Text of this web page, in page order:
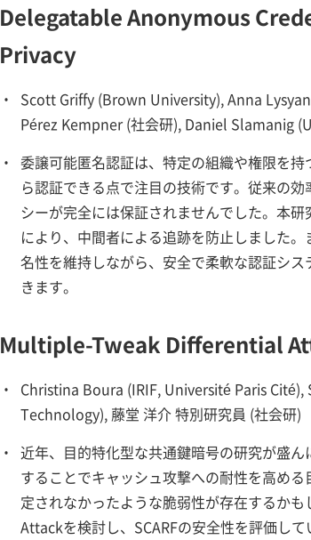
Delegatable Anonymous
Privacy
・
Scott Griffy (Brown University), Anna
Pérez Kempner (社会研), Daniel Slamanig
・ 委譲可能匿名認証は、特定の組織や権限を
ら認証できる点で注目の技術です。従来の
シーが完全には保証されませんでした。本
により、中間者による追跡を防止しました
名性を維持しながら、安全で柔軟な認証シ
きます。
Multiple-Tweak Differential
・
Christina Boura (IRIF, Université Paris
Technology), 藤堂 洋介 特別研究員 (社会研)
・ 近年、目的特化型な共通鍵暗号の研究が盛
することでキャッシュ攻撃への耐性を高め
定されなかったような脆弱性が存在するか
Attackを検討し、SCARFの安全性を評価し